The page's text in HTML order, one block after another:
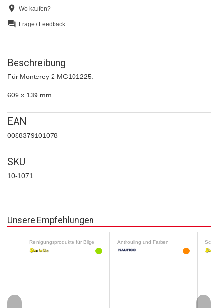
location_on Wo kaufen?
question_answer Frage / Feedback
Beschreibung
Für Monterey 2 MG101225.
609 x 139 mm
EAN
0088379101078
SKU
10-1071
Unsere Empfehlungen
Reinigungsprodukte für Bilge Antifouling und Farben